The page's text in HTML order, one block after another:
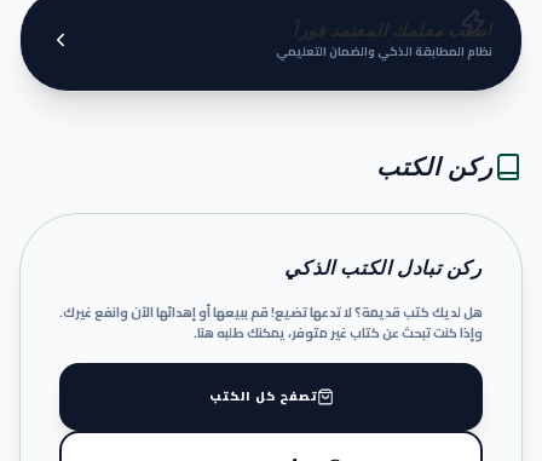
اطلب معلمك المعتمد فوراً
نظام المطابقة الذكي والضمان التعليمي
ركن الكتب
ركن تبادل الكتب الذكي
هل لديك كتب قديمة؟ لا تدعها تضيع! قم ببيعها أو إهدائها الآن وانفع غيرك.
وإذا كنت تبحث عن كتاب غير متوفر، يمكنك طلبه هنا.
تصفح كل الكتب